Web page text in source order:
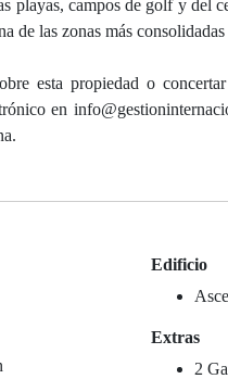
playas, campos de golf y del
de las zonas más
esta propiedad o
en
Edificio
Extras
2